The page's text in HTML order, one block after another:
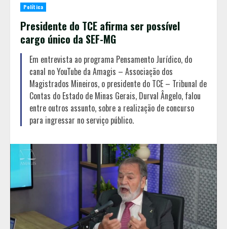
Política
Presidente do TCE afirma ser possível
cargo único da SEF-MG
Em entrevista ao programa Pensamento Jurídico, do
canal no YouTube da Amagis – Associação dos
Magistrados Mineiros, o presidente do TCE – Tribunal de
Contas do Estado de Minas Gerais, Durval Ângelo, falou
entre outros assunto, sobre a realização de concurso
para ingressar no serviço público.